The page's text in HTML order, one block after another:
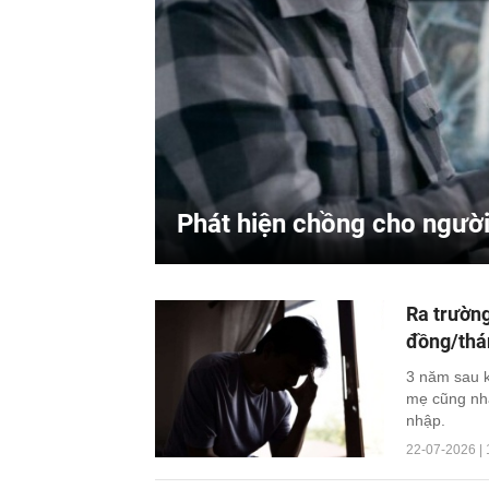
Phát hiện chồng cho
Ra
đồng/
3 năm sau
mẹ cũng
nhập.
22-07-2026 |